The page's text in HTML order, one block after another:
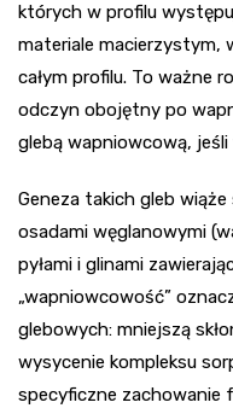
których w profilu
materiale macierzystym,
całym profilu. To ważne
odczyn obojętny po
glebą wapniowcową,
Geneza takich gleb wiąże
osadami węglanowymi
pyłami i glinami
„wapniowcowość”
glebowych: mniejszą
wysycenie kompleksu
specyficzne zachowanie